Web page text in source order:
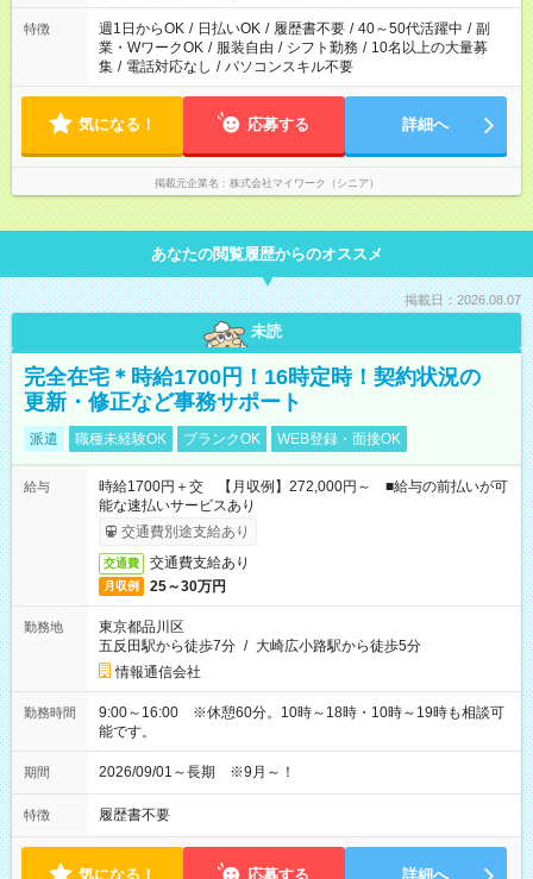
特徴 週1日からOK / 日払いOK / 履歴書不要 / 40～50代活躍中 / 副
業・WワークOK / 服装自由 / シフト勤務 / 10名以上の大量募
集 / 電話対応なし / パソコンスキル不要
気になる！ 応募する 詳細へ
掲載元企業名 株式会社マイワーク（シニア）
あなたの閲覧履歴からのオススメ
掲載日：2026.08.07
未読
完全在宅＊時給1700円！16時定時！契約状況の
更新・修正など事務サポート
派遣 職種未経験OK ブランクOK WEB登録・面接OK
給与
時給1700円＋交 【月収例】272,000円～ ■給与の前払いが可
能な速払いサービスあり
交通費別途支給あり
交通費 交通費支給あり
月収例 25～30万円
勤務地
東京都品川区
五反田駅から徒歩7分 / 大崎広小路駅から徒歩5分
情報通信会社
勤務時間
9:00～16:00 ※休憩60分。10時～18時・10時～19時も相談可
能です。
期間 2026/09/01～長期 ※9月～！
特徴 履歴書不要
気になる！ 応募する 詳細へ